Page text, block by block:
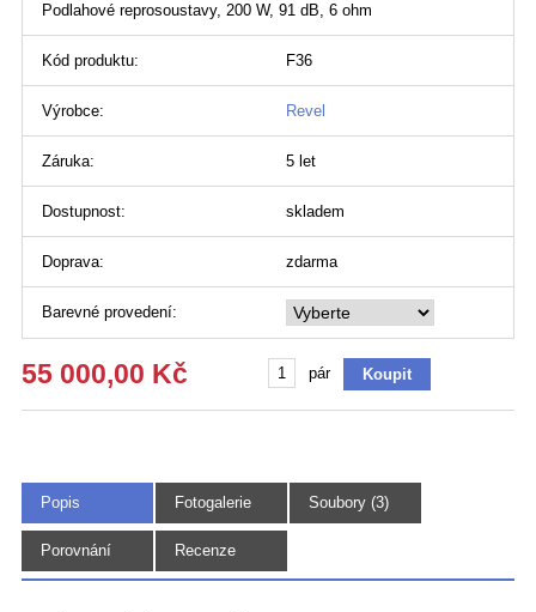
Podlahové reprosoustavy, 200 W, 91 dB, 6 ohm
Kód produktu: F36
Výrobce: Revel
Záruka: 5 let
Dostupnost: skladem
Doprava: zdarma
Barevné provedení:
55 000,00 Kč pár
Popis Fotogalerie
(9)
Soubory (3)
Porovnání Recenze